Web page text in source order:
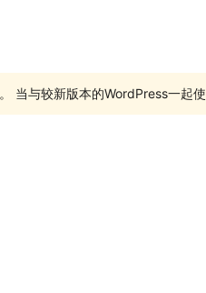
。 当与较新版本的WordPress一起